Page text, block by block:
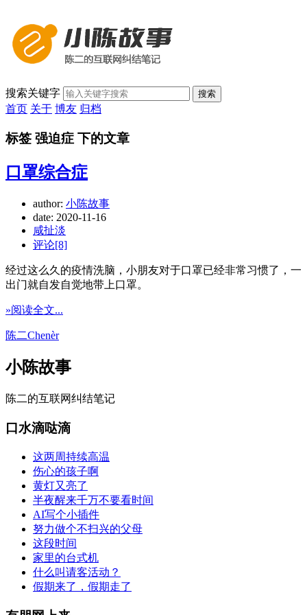
搜索关键字 搜索
首页 关于 博友 归档
标签 强迫症 下的文章
口罩综合症
author: 小陈故事
date: 2020-11-16
咸扯淡
评论[8]
经过这么久的疫情洗脑，小朋友对于口罩已经非常习惯了，一
出门就自发自觉地带上口罩。
»阅读全文...
陈二Chenèr
小陈故事
陈二的互联网纠结笔记
口水滴哒滴
这两周持续高温
伤心的孩子啊
黄灯又亮了
半夜醒来千万不要看时间
AI写个小插件
努力做个不扫兴的父母
这段时间
家里的台式机
什么叫请客活动？
假期来了，假期走了